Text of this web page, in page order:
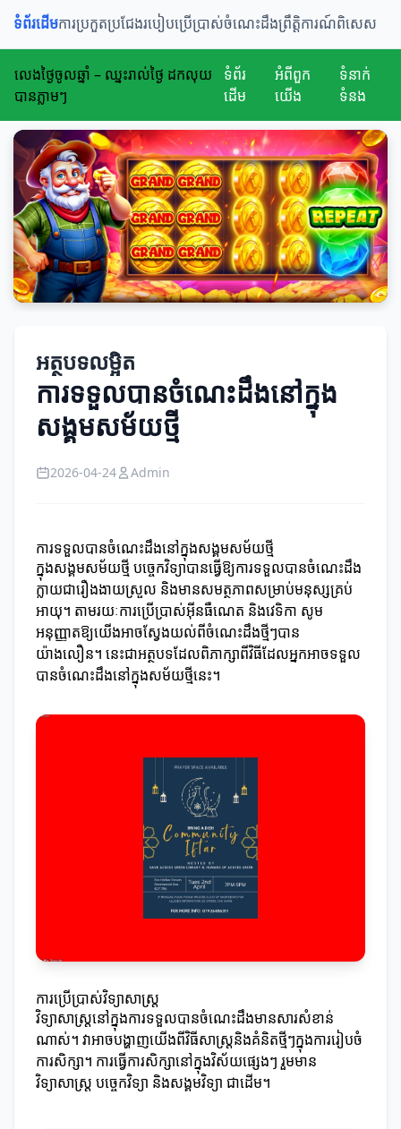
ទំព័រដើមការប្រកួតប្រជែងរបៀបប្រើប្រាស់ចំណេះដឹងព្រឹត្តិការណ៍ពិសេស
លេងថ្ងៃចូលឆ្នាំ – ឈ្នះរាល់ថ្ងៃ ដកលុយ
បានភ្លាមៗ
ទំព័រ
ដើម
អំពីពួក
យើង
ទំនាក់
ទំនង
អត្ថបទលម្អិត
ការទទួលបានចំណេះដឹងនៅក្នុង
សង្គមសម័យថ្មី
2026-04-24 Admin
ការទទួលបានចំណេះដឹងនៅក្នុងសង្គមសម័យថ្មី
ក្នុងសង្គមសម័យថ្មី បច្ចេកវិទ្យាបានធ្វើឱ្យការទទួលបានចំណេះដឹង
ក្លាយជារឿងងាយស្រួល និងមានសមត្ថភាពសម្រាប់មនុស្សគ្រប់
អាយុ។ តាមរយៈការប្រើប្រាស់អ៊ីនធឺណេត និងវេទិកា សូម
អនុញ្ញាតឱ្យយើងអាចស្វែងយល់ពីចំណេះដឹងថ្មីៗបាន
យ៉ាងលឿន។ នេះជាអត្ថបទដែលពិភាក្សាពីវិធីដែលអ្នកអាចទទួល
បានចំណេះដឹងនៅក្នុងសម័យថ្មីនេះ។
ការប្រើប្រាស់វិទ្យាសាស្ត្រ
វិទ្យាសាស្ត្រនៅក្នុងការទទួលបានចំណេះដឹងមានសារសំខាន់
ណាស់។ វាអាចបង្ហាញយើងពីវិធីសាស្ត្រនិងគំនិតថ្មីៗក្នុងការរៀបចំ
ការសិក្សា។ ការធ្វើការសិក្សានៅក្នុងវិស័យផ្សេងៗ រួមមាន
វិទ្យាសាស្ត្រ បច្ចេកវិទ្យា និងសង្គមវិទ្យា ជាដើម។